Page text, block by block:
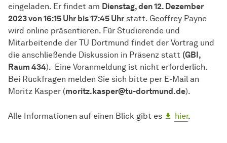
eingeladen. Er findet am Dienstag, den 12. Dezember
2023 von 16:15 Uhr bis 17:45 Uhr statt. Geoffrey Payne
wird online präsentieren. Für Studierende und
Mitarbeitende der TU Dortmund findet der Vortrag und
die anschließende Diskussion in Präsenz statt (GBI,
Raum 434). Eine Voranmeldung ist nicht erforderlich.
Bei Rückfragen melden Sie sich bitte per E-Mail an
Moritz Kasper (moritz.kasper@tu-dortmund.de).
Alle Informationen auf einen Blick gibt es hier.